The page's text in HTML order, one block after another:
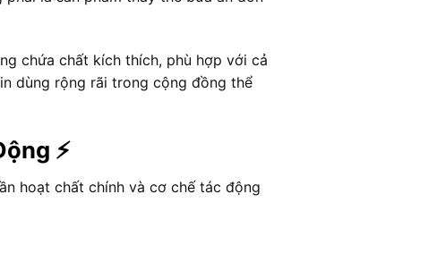
chứa chất kích thích, phù hợp với cả
dùng rộng rãi trong cộng đồng thể
⚡
hoạt chất chính và cơ chế tác động